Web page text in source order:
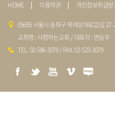
HOME 이용약관 개인정보취급방
05655 서울시 송파구 위례성대로22길
교회명 : 사랑하는교회 / 대표자 : 변승우
TEL. 02-586-3079 / FAX. 02-523-3079